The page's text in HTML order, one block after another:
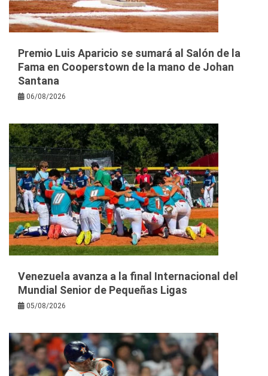
Premio Luis Aparicio se sumará al Salón de la
Fama en Cooperstown de la mano de Johan
Santana
06/08/2026
Venezuela avanza a la final Internacional del
Mundial Senior de Pequeñas Ligas
05/08/2026